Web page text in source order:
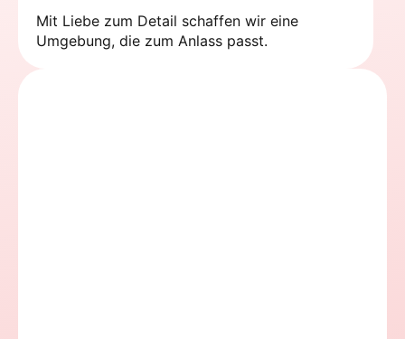
Mit Liebe zum Detail schaffen wir eine
Umgebung, die zum Anlass passt.